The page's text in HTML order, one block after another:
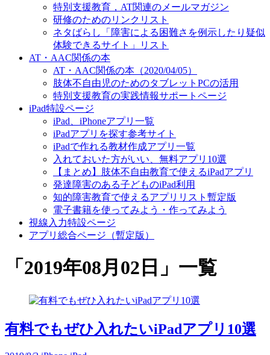
特別支援教育，AT関連のメールマガジン
研修のためのリンクリスト
ネタばらし「障害による困難さを例示したり疑似
体験できるサイト」リスト
AT・AAC関係の本
AT・AAC関係の本（2020/04/05）
肢体不自由児のためのタブレットPCの活用
特別支援教育の実践情報サポートページ
iPad特設ページ
iPad、iPhoneアプリ一覧
iPadアプリを探す参考サイト
iPadで作れる教材作成アプリ一覧
入れておいた方がいい、無料アプリ10選
【まとめ】肢体不自由教育で使えるiPadアプリ
発達障害のある子どものiPad利用
知的障害教育で使えるアプリリスト暫定版
電子書籍を使ってみよう・作ってみよう
視線入力特設ページ
アプリ総合ページ（暫定版）
「 2019年08月02日 」 一覧
有料でもぜひ入れたいiPadアプリ10選